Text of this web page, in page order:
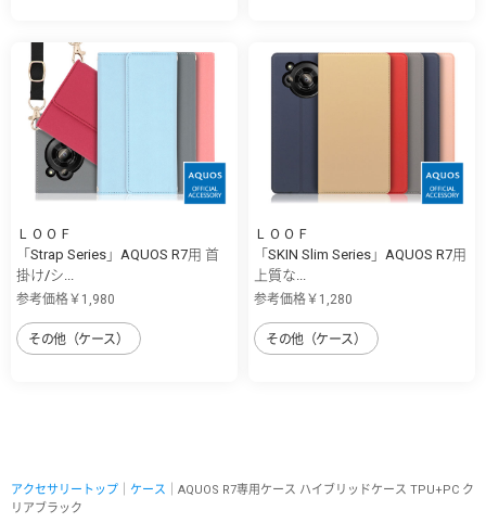
ＬＯＯＦ
「Strap Series」AQUOS R7用 首
掛け/シ...
参考価格￥1,980
その他（ケース）
ＬＯＯＦ
「SKIN Slim Series」AQUOS R7用
上質な...
参考価格￥1,280
その他（ケース）
アクセサリートップ ケース ｜AQUOS R7専用ケース ハイブリッドケース TPU+PC ク
リアブラック